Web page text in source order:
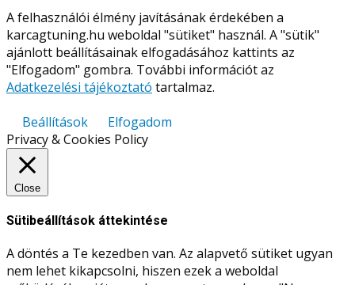
A felhasználói élmény javításának érdekében a
karcagtuning.hu weboldal "sütiket" használ. A "sütik"
ajánlott beállításainak elfogadásához kattints az
"Elfogadom" gombra. További információt az
Adatkezelési tájékoztató tartalmaz.
Beállítások
Elfogadom
Privacy & Cookies Policy
Close
Sütibeállítások áttekintése
A döntés a Te kezedben van. Az alapvető sütiket ugyan
nem lehet kikapcsolni, hiszen ezek a weboldal